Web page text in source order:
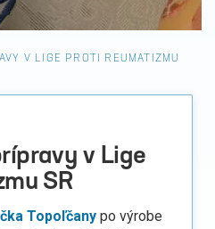
V LIGE PROTI REUMATIZMU
v Lige
SR
Topoľčany po výrobe